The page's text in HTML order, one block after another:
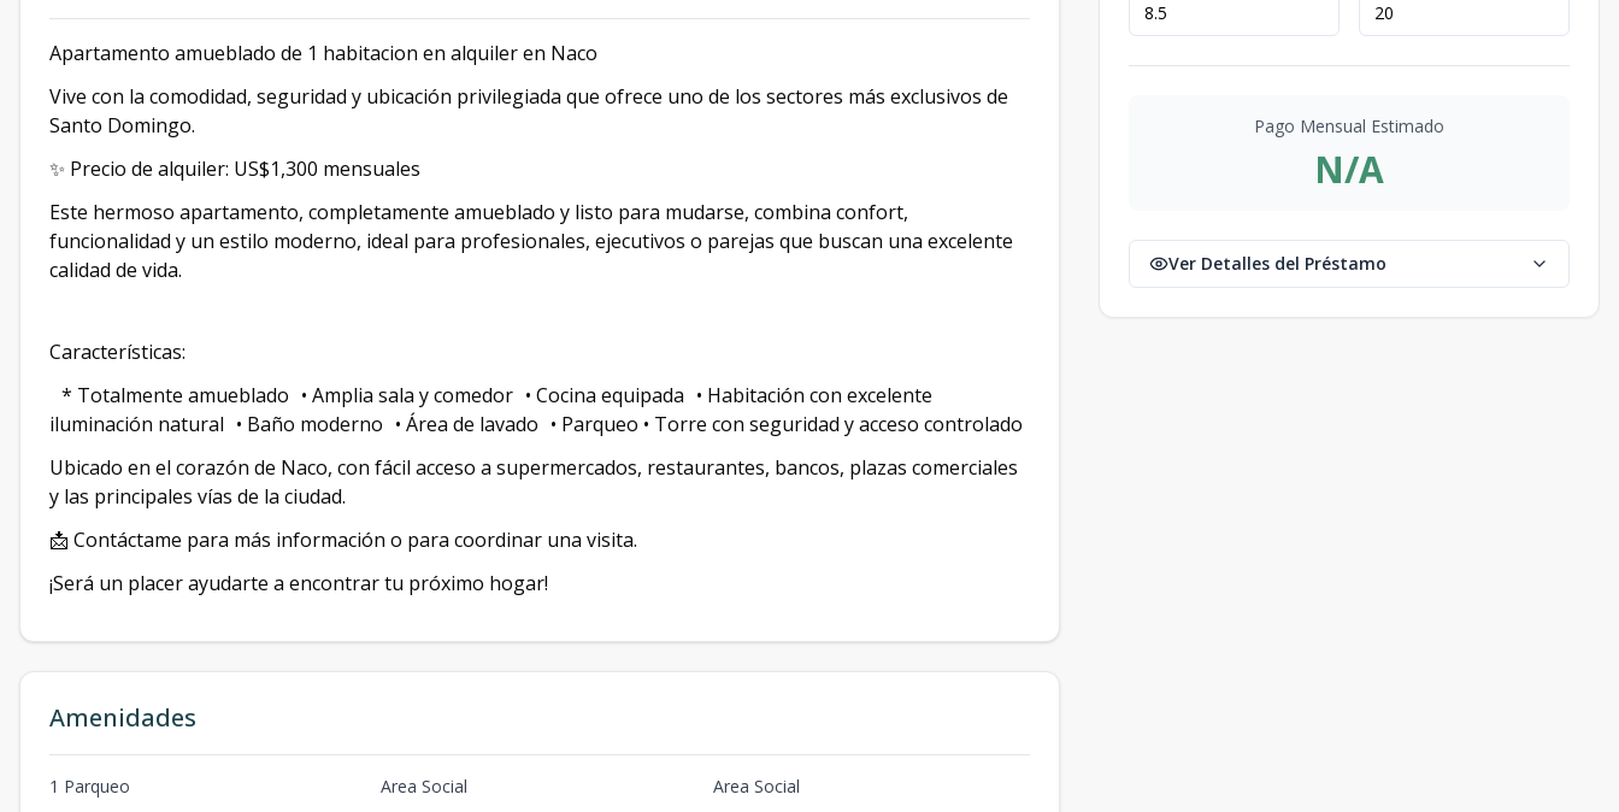
Apartamento amueblado de 1 habitacion en alquiler en Naco
Vive con la comodidad, seguridad y ubicación privilegiada que ofrece uno de los sectores más exclusivos de
Santo Domingo.
✨ Precio de alquiler: US$1,300 mensuales
Este hermoso apartamento, completamente amueblado y listo para mudarse, combina confort,
funcionalidad y un estilo moderno, ideal para profesionales, ejecutivos o parejas que buscan una excelente
calidad de vida.
Características:
* Totalmente amueblado • Amplia sala y comedor • Cocina equipada • Habitación con excelente
iluminación natural • Baño moderno • Área de lavado • Parqueo • Torre con seguridad y acceso controlado
Ubicado en el corazón de Naco, con fácil acceso a supermercados, restaurantes, bancos, plazas comerciales
y las principales vías de la ciudad.
📩 Contáctame para más información o para coordinar una visita.
¡Será un placer ayudarte a encontrar tu próximo hogar!
Amenidades
1 Parqueo Area Social
Area Social
Pago Mensual Estimado
N/A
Ver Detalles del Préstamo